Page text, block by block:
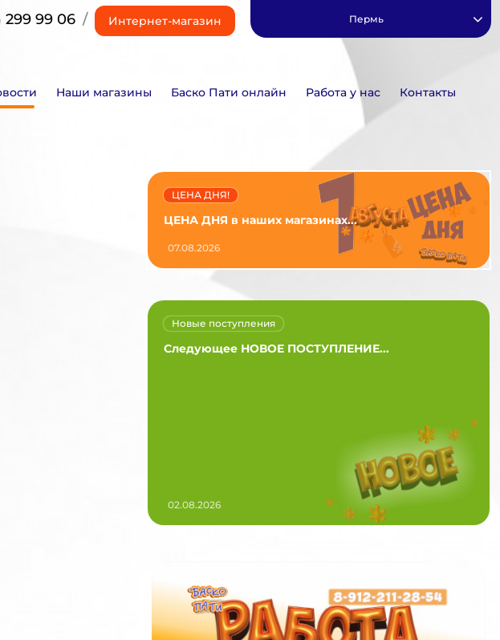
299 99 06 / Интернет-магазин Пермь
Наши магазины Баско Пати онлайн Работа у нас Контакты
ЦЕНА ДНЯ в наших магазинах...
ЦЕНА ДНЯ!
07.08.2026
Следующее НОВОЕ ПОСТУПЛЕНИЕ...
Новые поступления
02.08.2026